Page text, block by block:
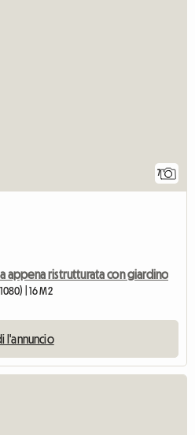
7
appena ristrutturata con giardino
| 16 M2
l'annuncio